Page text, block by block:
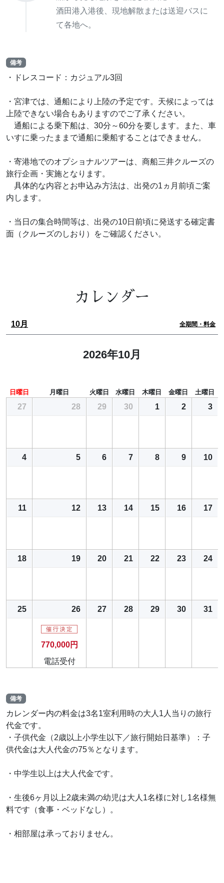
酒田港入港後、現地解散または送迎バスに
て各地へ。
備考
・ドレスコード：カジュアル3回
・宮津では、通船により上陸の予定です。天候によっては
上陸できない場合もありますのでご了承ください。
通船による乗下船は、30分～60分を要します。また、車
いすに乗ったままで通船に乗船することはできません。
・寄港地でのオプショナルツアーは、商船三井クルーズの
旅行企画・実施となります。
具体的な内容とお申込み方法は、出発の1ヵ月前頃ご案
内します。
・当日の集合時間等は、出発の10日前頃に発送する確定書
面（クルーズのしおり）をご確認ください。
カレンダー
10月 全期間・料金
2026年10月
日曜日 月曜日 火曜日 水曜日 木曜日 金曜日 土曜日
27 28 29 30 1 2 3
4 5 6 7 8 9 10
11 12 13 14 15 16 17
18 19 20 21 22 23 24
25 26
770,000円
電話受付
27 28 29 30 31
備考
カレンダー内の料金は3名1室利用時の大人1人当りの旅行
代金です。
・子供代金（2歳以上小学生以下／旅行開始日基準）：子
供代金は大人代金の75％となります。
・中学生以上は大人代金です。
・生後6ヶ月以上2歳未満の幼児は大人1名様に対し1名様無
料です（食事・ベッドなし）。
・相部屋は承っておりません。